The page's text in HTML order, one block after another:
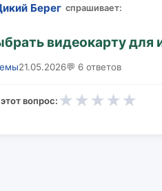
Берег спрашивает:
видеокарту для
21.05.2026💬 6 ответов
вопрос: ★ ★ ★ ★ ★